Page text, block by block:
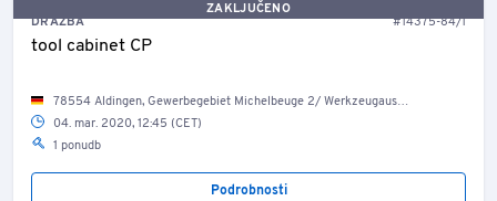
ZAKLJUČENO
DRAŽBA
#14375-84/1
tool cabinet CP
78554 Aldingen, Gewerbegebiet Michelbeuge 2/ Werkzeugausgabe
04. mar. 2020, 12:45 (CET)
1 ponudb
Podrobnosti